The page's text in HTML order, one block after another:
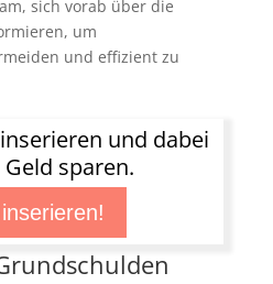
sich vorab über die
um
und effizient zu
und dabei
sparen.